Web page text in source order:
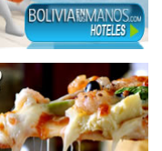
y Laparoscópicos